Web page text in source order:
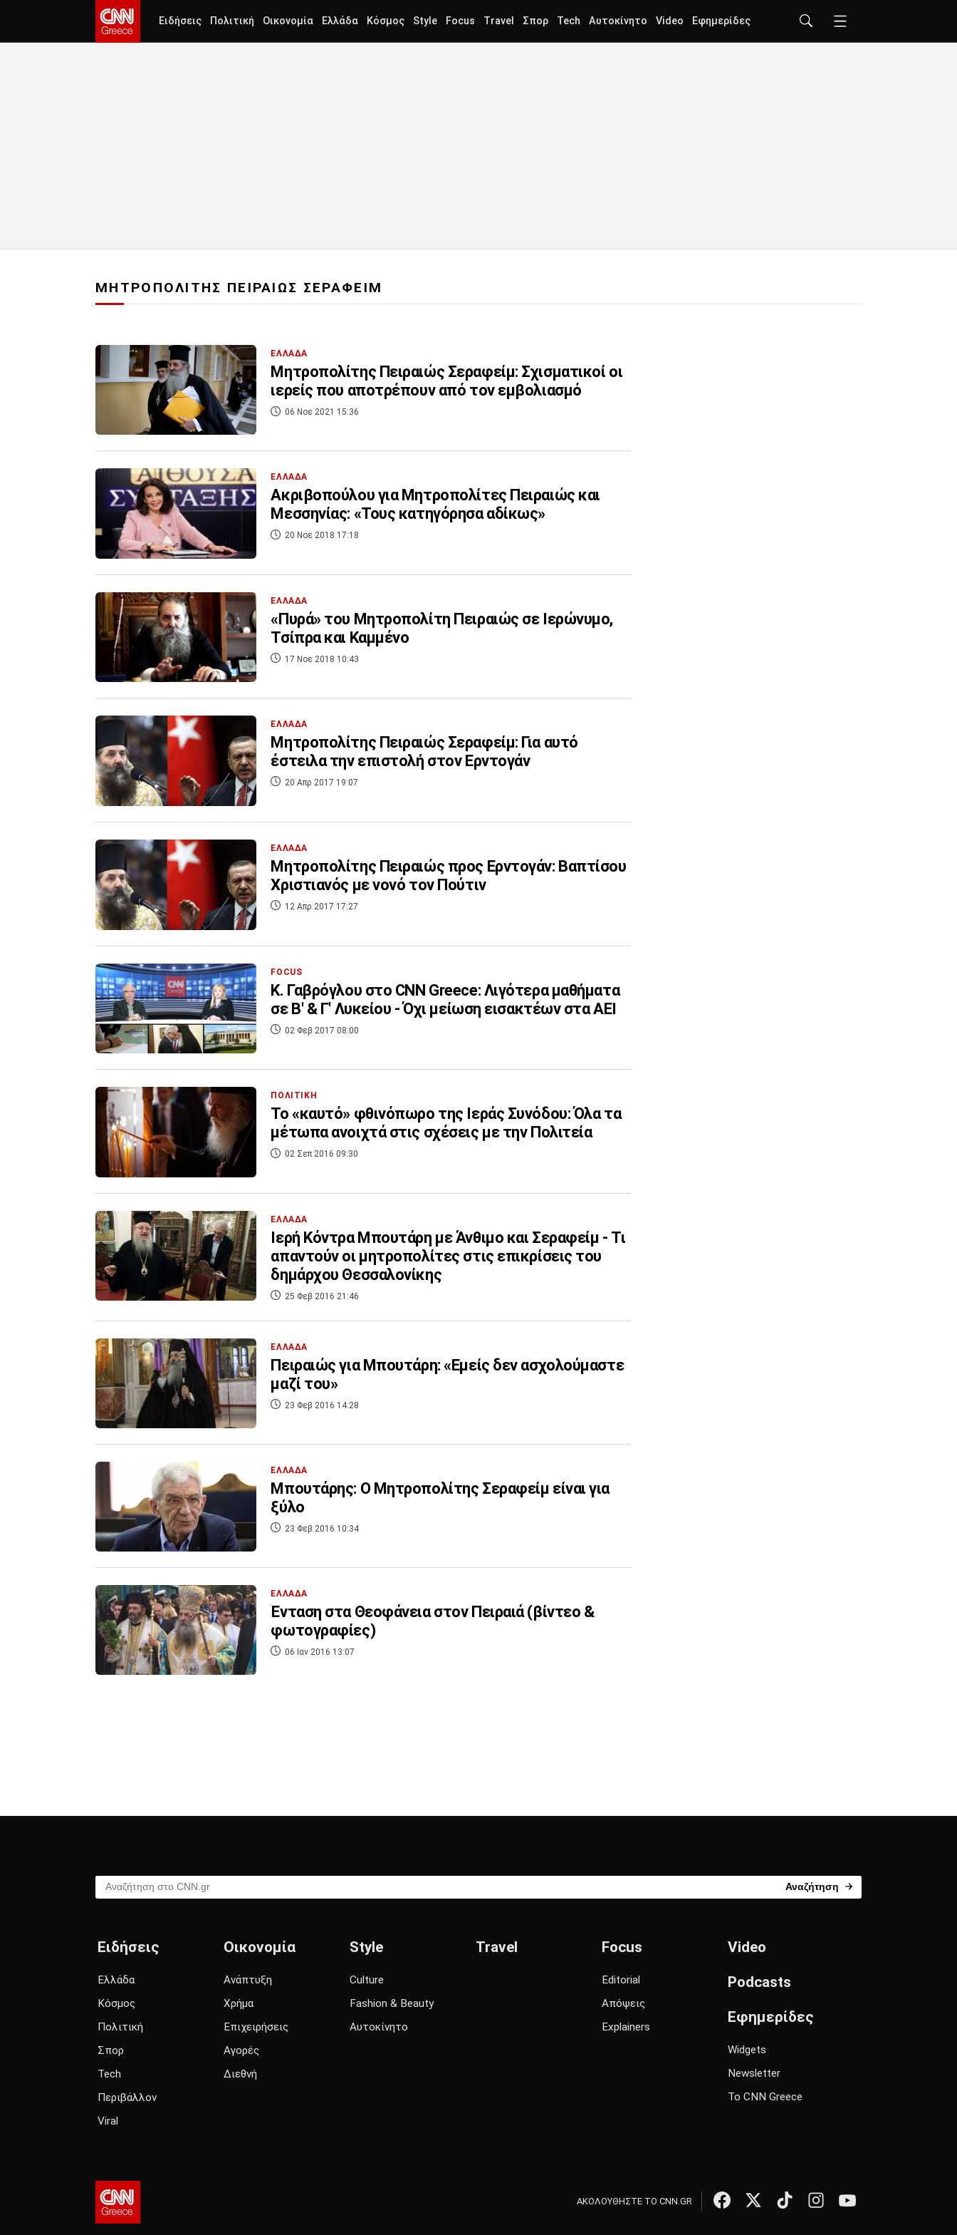
Ειδήσεις Πολιτική Οικονομία Ελλάδα Κόσμος Style Focus Travel Σπορ Tech Αυτοκίνητο Video Εφημερίδες
ΜΗΤΡΟΠΟΛΙΤΗΣ ΠΕΙΡΑΙΩΣ ΣΕΡΑΦΕΙΜ
ΕΛΛΑΔΑ
Μητροπολίτης Πειραιώς Σεραφείμ: Σχισματικοί οι
ιερείς που αποτρέπουν από τον εμβολιασμό
06 Νοε 2021 15:36
ΕΛΛΑΔΑ
Ακριβοπούλου για Μητροπολίτες Πειραιώς και
Μεσσηνίας: «Τους κατηγόρησα αδίκως»
20 Νοε 2018 17:18
ΕΛΛΑΔΑ
«Πυρά» του Μητροπολίτη Πειραιώς σε Ιερώνυμο,
Τσίπρα και Καμμένο
17 Νοε 2018 10:43
ΕΛΛΑΔΑ
Μητροπολίτης Πειραιώς Σεραφείμ: Για αυτό
έστειλα την επιστολή στον Ερντογάν
20 Απρ 2017 19:07
ΕΛΛΑΔΑ
Μητροπολίτης Πειραιώς προς Ερντογάν: Βαπτίσου
Χριστιανός με νονό τον Πούτιν
12 Απρ 2017 17:27
FOCUS
Κ. Γαβρόγλου στο CNN Greece: Λιγότερα μαθήματα
σε Β' & Γ' Λυκείου - Όχι μείωση εισακτέων στα ΑΕΙ
02 Φεβ 2017 08:00
ΠΟΛΙΤΙΚΗ
To «καυτό» φθινόπωρο της Ιεράς Συνόδου: Όλα τα
μέτωπα ανοιχτά στις σχέσεις με την Πολιτεία
02 Σεπ 2016 09:30
ΕΛΛΑΔΑ
Ιερή Κόντρα Μπουτάρη με Άνθιμο και Σεραφείμ - Τι
απαντούν οι μητροπολίτες στις επικρίσεις του
δημάρχου Θεσσαλονίκης
25 Φεβ 2016 21:46
ΕΛΛΑΔΑ
Πειραιώς για Μπουτάρη: «Εμείς δεν ασχολούμαστε
μαζί του»
23 Φεβ 2016 14:28
ΕΛΛΑΔΑ
Μπουτάρης: Ο Μητροπολίτης Σεραφείμ είναι για
ξύλο
23 Φεβ 2016 10:34
ΕΛΛΑΔΑ
Ένταση στα Θεοφάνεια στον Πειραιά (βίντεο &
φωτογραφίες)
06 Ιαν 2016 13:07
Αναζήτηση στο CNN.gr Αναζήτηση
Ειδήσεις
Ελλάδα
Κόσμος
Πολιτική
Σπορ
Tech
Περιβάλλον
Viral
Οικονομία
Ανάπτυξη
Χρήμα
Επιχειρήσεις
Αγορές
Διεθνή
Style
Culture
Fashion & Beauty
Αυτοκίνητο
Travel Focus
Editorial
Απόψεις
Explainers
Video
Podcasts
Εφημερίδες
Widgets
Newsletter
Το CNN Greece
ΑΚΟΛΟΥΘΗΣΤΕ ΤΟ CNN.GR